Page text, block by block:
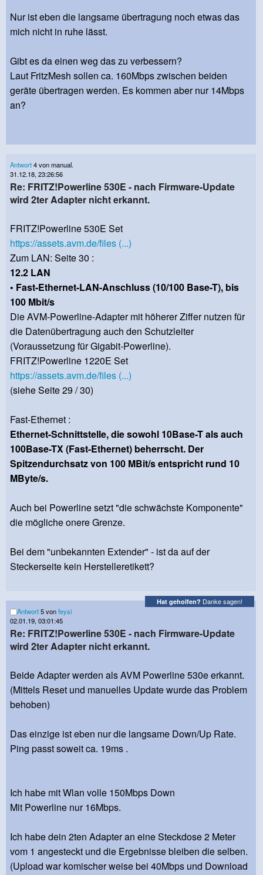
Nur ist eben die langsame übertragung noch etwas das
mich nicht in ruhe lässt.
Gibt es da einen weg das zu verbessern?
Laut FritzMesh sollen ca. 160Mbps zwischen beiden
geräte übertragen werden. Es kommen aber nur 14Mbps
an?
Antwort4 von manual.
31.12.18, 23:26:56
Re: FRITZ!Powerline 530E - nach Firmware-Update
wird 2ter Adapter nicht erkannt.
FRITZ!Powerline 530E Set
https://assets.avm.de/files (...)
Zum LAN: Seite 30 :
12.2 LAN
• Fast-Ethernet-LAN-Anschluss (10/100 Base-T), bis
100 Mbit/s
Die AVM-Powerline-Adapter mit höherer Ziffer nutzen für
die Datenübertragung auch den Schutzleiter
(Voraussetzung für Gigabit-Powerline).
FRITZ!Powerline 1220E Set
https://assets.avm.de/files (...)
(siehe Seite 29 / 30)
Fast-Ethernet :
Ethernet-Schnittstelle, die sowohl 10Base-T als auch
100Base-TX (Fast-Ethernet) beherrscht. Der
Spitzendurchsatz von 100 MBit/s entspricht rund 10
MByte/s.
Auch bei Powerline setzt "die schwächste Komponente"
die mögliche onere Grenze.
Bei dem "unbekannten Extender" - ist da auf der
Steckerseite kein Herstelleretikett?
Hat geholfen? Danke sagen!
Antwort5 vonfeysi
02.01.19, 03:01:45
Re: FRITZ!Powerline 530E - nach Firmware-Update
wird 2ter Adapter nicht erkannt.
Beide Adapter werden als AVM Powerline 530e erkannt.
(Mittels Reset und manuelles Update wurde das Problem
behoben)
Das einzige ist eben nur die langsame Down/Up Rate.
Ping passt soweit ca. 19ms .
Ich habe mit Wlan volle 150Mbps Down
Mit Powerline nur 16Mbps.
Ich habe dein 2ten Adapter an eine Steckdose 2 Meter
vom 1 angesteckt und die Ergebnisse bleiben die selben.
(Upload war komischer weise bei 40Mbps und Download